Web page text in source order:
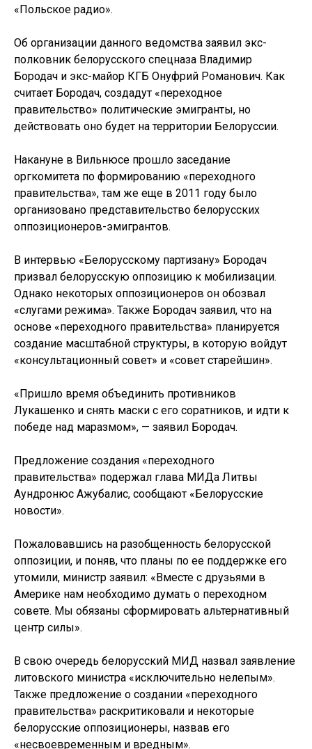
«Польское радио».
Об организации данного ведомства заявил экс-
полковник белорусского спецназа Владимир
Бородач и экс-майор КГБ Онуфрий Романович. Как
считает Бородач, создадут «переходное
правительство» политические эмигранты, но
действовать оно будет на территории Белоруссии.
Накануне в Вильнюсе прошло заседание
оргкомитета по формированию «переходного
правительства», там же еще в 2011 году было
организовано представительство белорусских
оппозиционеров-эмигрантов.
В интервью «Белорусскому партизану» Бородач
призвал белорусскую оппозицию к мобилизации.
Однако некоторых оппозиционеров он обозвал
«слугами режима». Также Бородач заявил, что на
основе «переходного правительства» планируется
создание масштабной структуры, в которую войдут
«консультационный совет» и «совет старейшин».
«Пришло время объединить противников
Лукашенко и снять маски с его соратников, и идти к
победе над маразмом», — заявил Бородач.
Предложение создания «переходного
правительства» подержал глава МИДа Литвы
Аундронюс Ажубалис, сообщают «Белорусские
новости».
Пожаловавшись на разобщенность белорусской
оппозиции, и поняв, что планы по ее поддержке его
утомили, министр заявил: «Вместе с друзьями в
Америке нам необходимо думать о переходном
совете. Мы обязаны сформировать альтернативный
центр силы».
В свою очередь белорусский МИД назвал заявление
литовского министра «исключительно нелепым».
Также предложение о создании «переходного
правительства» раскритиковали и некоторые
белорусские оппозиционеры, назвав его
«несвоевременным и вредным».